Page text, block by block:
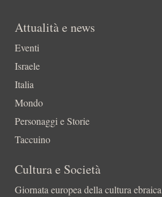
Attualità e news
Eventi
Israele
Italia
Mondo
Personaggi e Storie
Taccuino
Cultura e Società
Giornata europea della cultura ebraica